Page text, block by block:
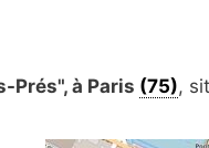
Prés", à Paris (75),